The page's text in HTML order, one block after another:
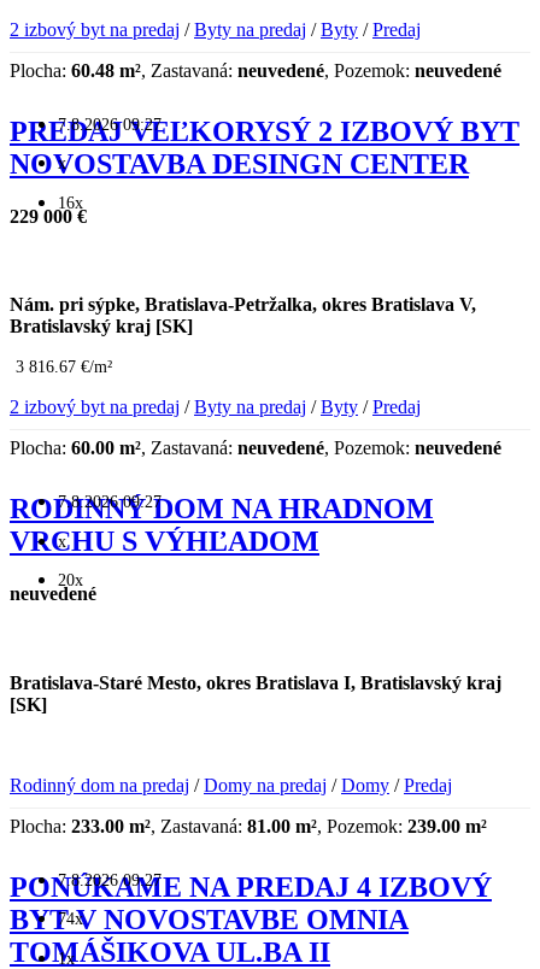
2 izbový byt na predaj /Byty na predaj /Byty /Predaj
Plocha: 60.48 m², Zastavaná: neuvedené, Pozemok: neuvedené
7.8.2026 09:27
x
16x
PREDAJ VEĽKORYSÝ 2 IZBOVÝ BYT
NOVOSTAVBA DESINGN CENTER
229 000 €
Nám. pri sýpke, Bratislava-Petržalka, okres Bratislava V,
Bratislavský kraj [SK]
3 816.67 €/m²
2 izbový byt na predaj /Byty na predaj /Byty /Predaj
Plocha: 60.00 m², Zastavaná: neuvedené, Pozemok: neuvedené
7.8.2026 09:27
x
20x
RODINNÝ DOM NA HRADNOM
VRCHU S VÝHĽADOM
neuvedené
Bratislava-Staré Mesto, okres Bratislava I, Bratislavský kraj
[SK]
Rodinný dom na predaj /Domy na predaj /Domy /Predaj
Plocha: 233.00 m², Zastavaná: 81.00 m², Pozemok: 239.00 m²
7.8.2026 09:27
74x
1x
PONÚKAME NA PREDAJ 4 IZBOVÝ
BYT V NOVOSTAVBE OMNIA
TOMÁŠIKOVA UL.BA II